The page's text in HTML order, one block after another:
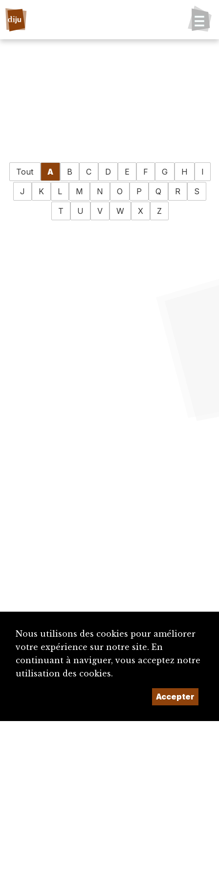
Tout A B C D E F G H
I
J
K L M N O P Q R
S
T
U V W X Z
Nous utilisons des cookies pour améliorer
votre expérience sur notre site. En
continuant à naviguer, vous acceptez notre
utilisation des cookies.
Accepter